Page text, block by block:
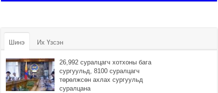
Шинэ Их Үзсэн
26,992 суралцагч хотхоны бага
сургуульд, 8100 суралцагч
төрөлжсөн ахлах сургуульд
суралцана